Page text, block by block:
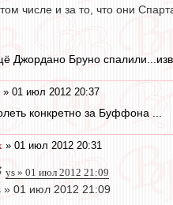
числе и за то, что они
Джордано Бруно
» 01 июл 2012 20:37
конкретно за Буффона ...
» 01 июл 2012 20:31
ys » 01 июл 2012 21:09
» 01 июл 2012 21:09